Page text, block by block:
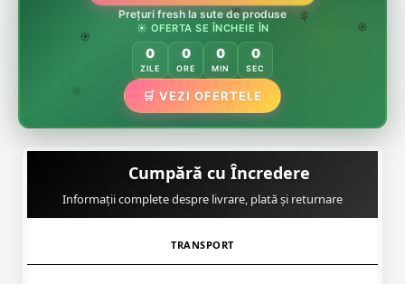
🌸
🌿
🌸
🏵️
Prețuri fresh la sute de produse
☀️ OFERTA SE ÎNCHEIE ÎN
0
ZILE
0
ORE
0
MIN
0
SEC
🛒 VEZI OFERTELE
Cumpără cu Încredere
Informații complete despre livrare, plată și returnare
TRANSPORT